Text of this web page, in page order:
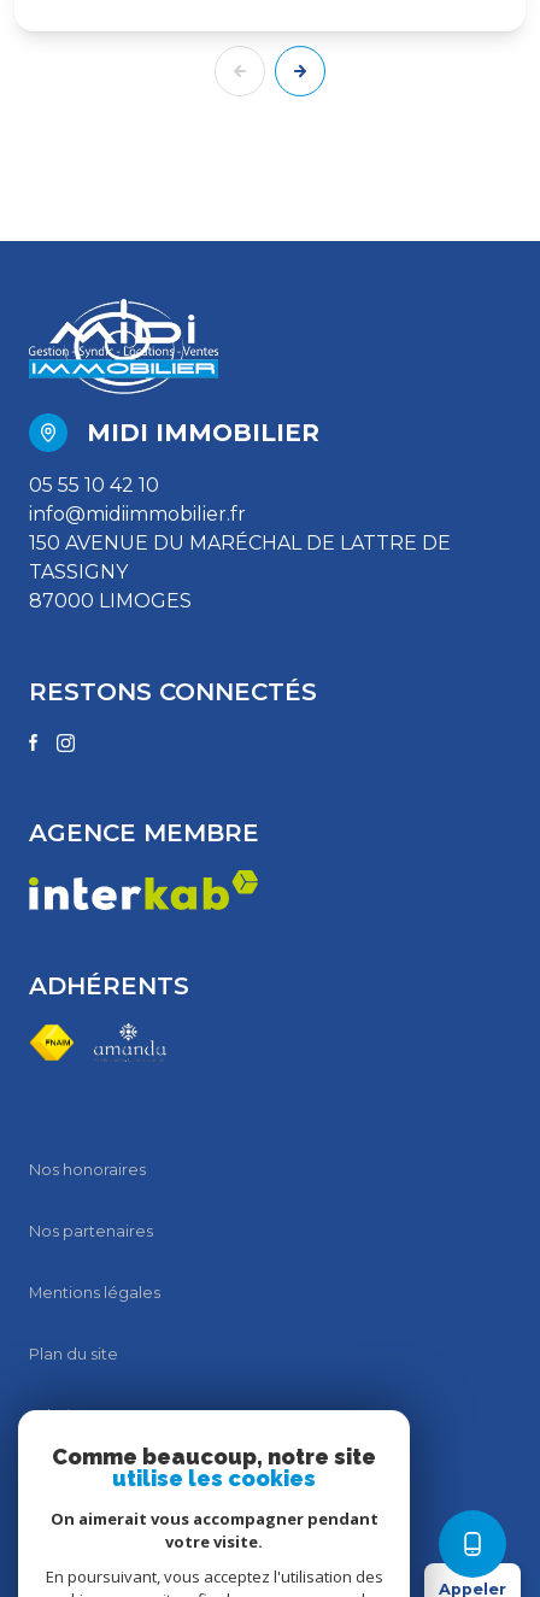
Appeler
MIDI IMMOBILIER
05 55 10 42 10
info@midiimmobilier.fr
150 AVENUE DU MARÉCHAL DE LATTRE DE
TASSIGNY
87000 LIMOGES
RESTONS CONNECTÉS
AGENCE MEMBRE
ADHÉRENTS
Nos honoraires
Nos partenaires
Mentions légales
Plan du site
Admin
Politique RGPD
Comme beaucoup, notre site
utilise les cookies
On aimerait vous accompagner pendant
votre visite.
En poursuivant, vous acceptez l'utilisation des